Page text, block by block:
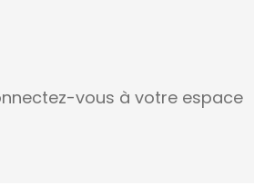
vous à votre espace